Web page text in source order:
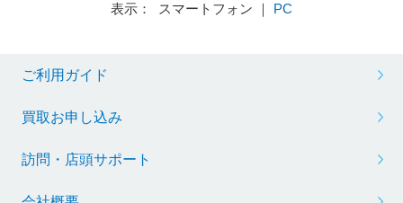
表示： スマートフォン ｜ PC
ご利用ガイド
買取お申し込み
訪問・店頭サポート